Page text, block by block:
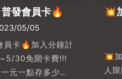
發會員卡🔥
05/05
員卡🔥加入分鐘計
30免開卡費!!!
元一點存多少用
💥
💥
人